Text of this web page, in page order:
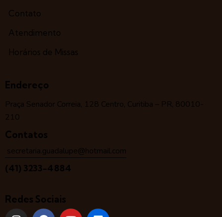
Contato
Atendimento
Horários de Missas
Endereço
Praça Senador Correia, 128 Centro, Curitiba – PR, 80010-
210
Contatos
secretaria.guadalupe@hotmail.com
(41) 3233-4884
Redes Sociais